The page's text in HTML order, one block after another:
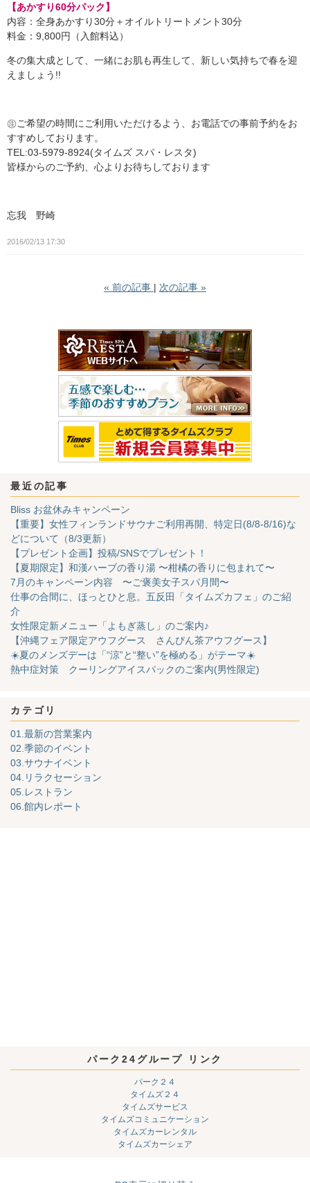
【あかすり60分パック】
内容：全身あかすり30分＋オイルトリートメント30分
料金：9,800円（入館料込）
冬の集大成として、一緒にお肌も再生して、新しい気持ちで春を迎
えましょう!!
㊟ご希望の時間にご利用いただけるよう、お電話での事前予約をお
すすめしております。
TEL:03-5979-8924(タイムズ スパ・レスタ)
皆様からのご予約、心よりお待ちしております
忘我 野崎
2016/02/13 17:30
« 前の記事 次の記事 »
最近の記事
Bliss お盆休みキャンペーン
【重要】女性フィンランドサウナご利用再開、特定日(8/8-8/16)な
どについて（8/3更新）
【プレゼント企画】投稿/SNSでプレゼント！
【夏期限定】和漢ハーブの香り湯 〜柑橘の香りに包まれて〜
7月のキャンペーン内容 〜ご褒美女子スパ月間〜
仕事の合間に、ほっとひと息。五反田「タイムズカフェ」のご紹
介
女性限定新メニュー「よもぎ蒸し」のご案内♪
【沖縄フェア限定アウフグース さんぴん茶アウフグース】
☀️夏のメンズデーは「“涼”と“整い”を極める」がテーマ☀️
熱中症対策 クーリングアイスパックのご案内(男性限定)
カテゴリ
01.最新の営業案内
02.季節のイベント
03.サウナイベント
04.リラクセーション
05.レストラン
06.館内レポート
パーク24グループ リンク
パーク２４
タイムズ２４
タイムズサービス
タイムズコミュニケーション
タイムズカーレンタル
タイムズカーシェア